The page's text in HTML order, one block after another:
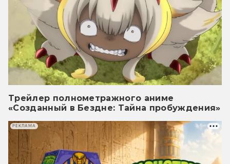
Трейлер полнометражного аниме
«Созданный в Бездне: Тайна пробуждения»
РЕКЛАМА